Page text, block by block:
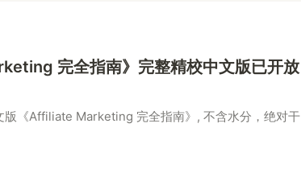
完全指南》完整精校中文版已开放
版《Affiliate Marketing 完全指南》, 不含水分，绝对干